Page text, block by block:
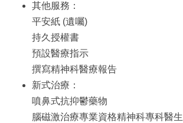
其他服務：
平安紙 (遺囑)
持久授權書
預設醫療指示
撰寫精神科醫療報告
新式治療：
噴鼻式抗抑鬱藥物
腦磁激治療專業資格精神科專科醫生